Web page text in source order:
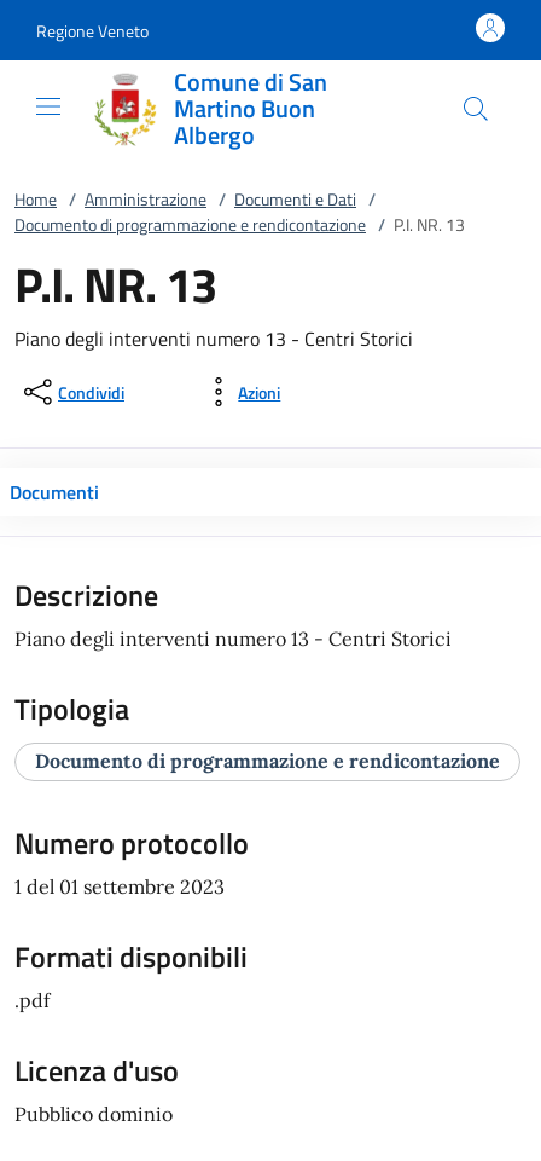
Regione Veneto
Comune di San
Martino Buon
Albergo
Home / Amministrazione / Documenti e Dati /
Documento di programmazione e rendicontazione / P.I. NR. 13
P.I. NR. 13
Piano degli interventi numero 13 - Centri Storici
Condividi Azioni
Documenti
Descrizione
Piano degli interventi numero 13 - Centri Storici
Tipologia
Documento di programmazione e rendicontazione
Numero protocollo
1 del 01 settembre 2023
Formati disponibili
.pdf
Licenza d'uso
Pubblico dominio